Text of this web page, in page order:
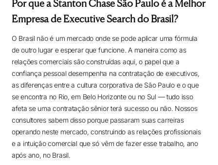
Por que a Stanton Chase São Paulo é a Melhor
Empresa de Executive Search do Brasil?
O Brasil não é um mercado onde se pode aplicar uma fórmula
de outro lugar e esperar que funcione. A maneira como as
relações comerciais são construídas aqui, o papel que a
confiança pessoal desempenha na contratação de executivos,
as diferenças entre a cultura corporativa de São Paulo e o que
se encontra no Rio, em Belo Horizonte ou no Sul — tudo isso
afeta se uma contratação sênior terá sucesso ou não. Nossos
consultores sabem disso porque passaram suas carreiras
operando neste mercado, construindo as relações profissionais
e a intuição comercial que só vêm de fazer esse trabalho, ano
após ano, no Brasil.